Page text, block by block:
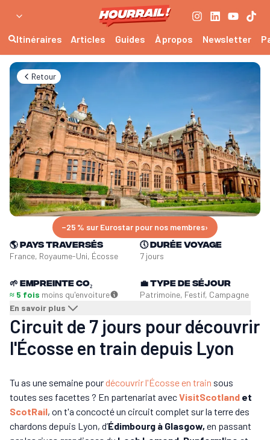
Itinéraires Articles Guides À propos Newsletter
Retour
−25 % sur Eurostar pour nos membres›
🌎Pays traversés
France, Royaume-Uni, Écosse
🕔Durée voyage
7 jours
🌱 Empreinte CO₂
≈ 5 fois moins qu'envoiture
En savoir plus
💼Type de séjour
Patrimoine, Festif, Campagne
Circuit de 7 jours pour découvrir
l'Écosse en train depuis Lyon
Tu as une semaine pourdécouvrir l'Écosse en train sous
toutes ses facettes ? En partenariat avecVisitScotland et
ScotRail, on t'a concocté un circuit complet sur la terre des
chardons depuis Lyon, d’Édimbourg à Glasgow, en passant